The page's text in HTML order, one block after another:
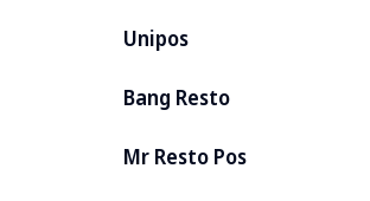
Unipos
Bang Resto
Mr Resto Pos